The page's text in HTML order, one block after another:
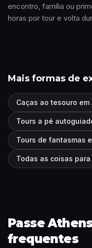
encontro, família ou
horas por tour e volta
Mais formas de
Caças ao tesouro em
Tours a pé
Tours de fantasmas
Todas as coisas
Passe
frequentes